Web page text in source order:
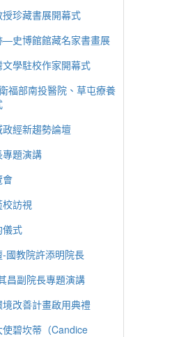
珍藏書展開幕式
史博館館藏名家書畫展
學駐校作家開幕式
福部南投醫院、草屯療養
經新趨勢論壇
題演講
會
訪視
式
國教院許添明院長
昌副院長專題演講
改善計畫啟用典禮
碧坎蒂（Candice